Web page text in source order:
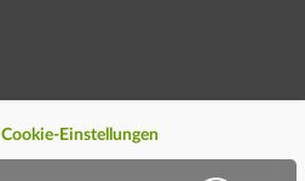
Cookie-Einstellungen